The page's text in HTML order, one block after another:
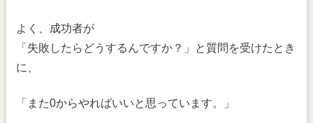
よく、成功者が
「失敗したらどうするんですか？」と質問を受けたとき
に、
「また0からやればいいと思っています。」